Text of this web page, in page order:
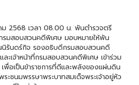
2568 เวลา 08.00 น. พันตำรวจตรี
มสอบสวนคดีพิเศษ มอบหมายให้พัน
นิรันดร์กิจ รองอธิบดีกรมสอบสวนคดี
ละเจ้าหน้าที่กรมสอบสวนคดีพิเศษ เข้าร่วม
อเป็นข้าราชการที่ดีและพลังของแผ่นดิน
ระชนมพรรษาพระบาทสมเด็จพระเจ้าอยู่หัว